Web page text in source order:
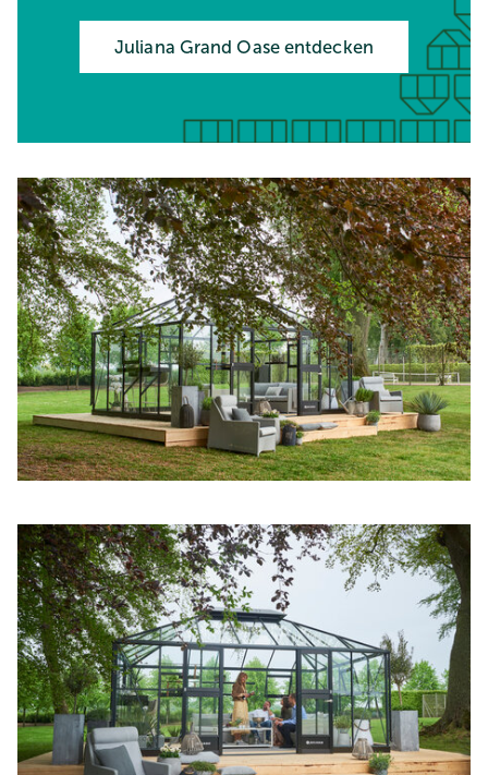
Juliana Grand Oase entdecken